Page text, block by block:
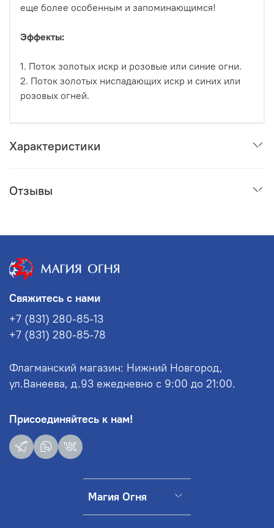
еще более особенным и запоминающимся!
Эффекты:
1. Поток золотых искр и розовые или синие огни.
2. Поток золотых ниспадающих искр и синих или
розовых огней.
Характеристики
Отзывы
Магия Огня
Свяжитесь с нами
+7 (831) 280-85-13
+7 (831) 280-85-78
Флагманский магазин: Нижний Новгород,
ул.Ванеева, д.93 ежедневно с 9:00 до 21:00.
Присоединяйтесь к нам!